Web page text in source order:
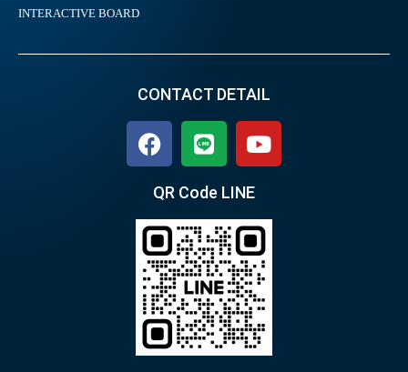
INTERACTIVE BOARD
CONTACT DETAIL
QR Code LINE